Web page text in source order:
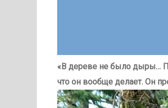
«В дереве не было дыры…
что он вообще делает. Он